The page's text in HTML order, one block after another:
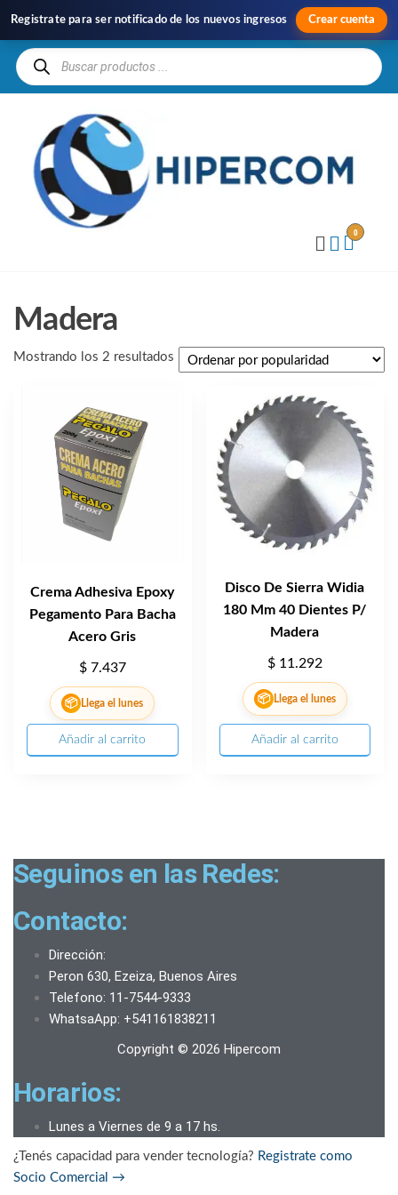
Registrate para ser notificado de los nuevos ingresos Crear cuenta
0
Madera
Mostrando los 2 resultados
Crema Adhesiva Epoxy
Pegamento Para Bacha
Acero Gris
$7.437
📦 Llega el lunes
Añadir al carrito
Disco De Sierra Widia
180 Mm 40 Dientes P/
Madera
$11.292
📦 Llega el lunes
Añadir al carrito
Seguinos en las Redes:
Contacto:
Dirección:
Peron 630, Ezeiza, Buenos Aires
Telefono: 11-7544-9333
WhatsaApp: +541161838211
Copyright © 2026 Hipercom
Horarios:
Lunes a Viernes de 9 a 17 hs.
¿Tenés capacidad para vender tecnología? Registrate como
Socio Comercial →